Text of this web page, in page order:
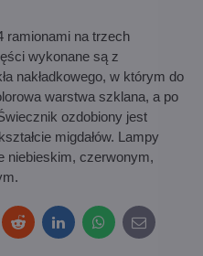
ramionami na trzech
wykonane są z
nakładkowego, w którym do
warstwa szklana, a po
ozdobiony jest
migdałów. Lampy
niebieskim, czerwonym,
RedditLinkedInWhatsApp
E-
mail